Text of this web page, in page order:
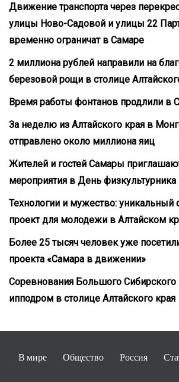
Движение транспорта через
улицы Ново-Садовой и улицы 22
временно ограничат в Самаре
2 миллиона рублей направили на
березовой рощи в столице
Время работы фонтанов продлили в
За неделю из Алтайского края в
отправлено около миллиона яиц
Жителей и гостей Самары
мероприятия в День физкультурника
Технологии и мужество: уникальный
проект для молодежи в Алтайском
Более 25 тысяч человек уже
проекта «Самара в движении»
Соревнования Большого Сибирского
ипподром в столице Алтайского края
В мире Общество Россия